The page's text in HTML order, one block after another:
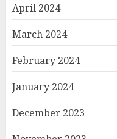
April 2024
March 2024
February 2024
January 2024
December 2023